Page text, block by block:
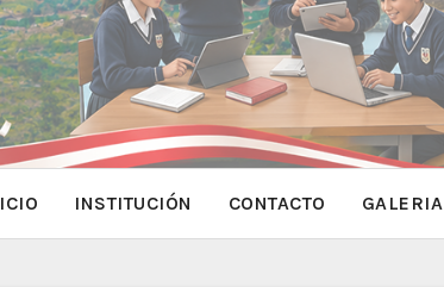
INSTITUCIÓN CONTACTO GALERIA